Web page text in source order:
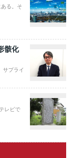
る。そ
骸化
サプライ
レビで